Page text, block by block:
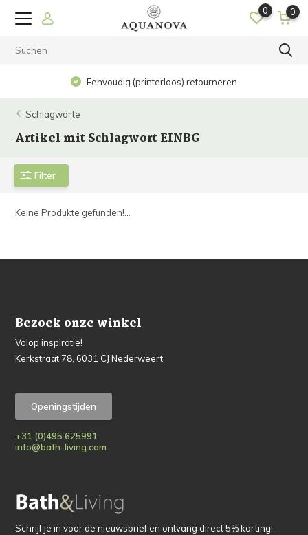
0 0
Eenvoudig (printerloos) retourneren
Schlagworte
Artikel mit Schlagwort EINBG
Filter
Keine Produkte gefunden!...
Bezoek onze winkel
Volop inspiratie!
Kerkstraat 78, 6031 CJ Nederweert
Openingstijden
+31 (0)495 625991
info@bath-living.com
Schrijf je in voor de nieuwsbrief en ontvang direct 5% korting!